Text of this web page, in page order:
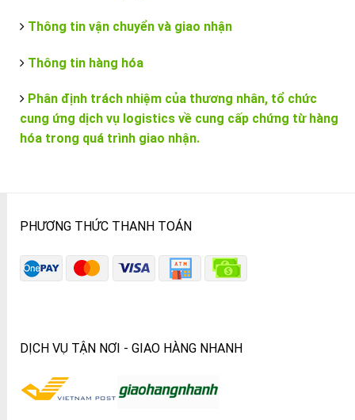
Thông tin vận chuyển và giao nhận
Thông tin hàng hóa
Phân định trách nhiệm của thương nhân, tổ chức
cung ứng dịch vụ logistics về cung cấp chứng từ hàng
hóa trong quá trình giao nhận.
PHƯƠNG THỨC THANH TOÁN
DỊCH VỤ TẬN NƠI - GIAO HÀNG NHANH